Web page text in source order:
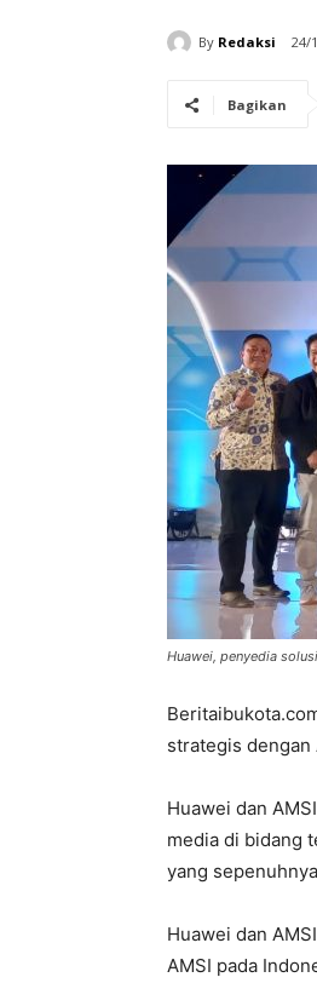
By Redaksi 24/
Bagikan
Huawei, penyedia
strategis dengan
Huawei dan
media di bidang
yang
Huawei dan
AMSI pada